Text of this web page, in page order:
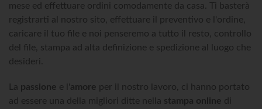
mese ed effettuare ordini comodamente da casa. Ti basterà
registrarti al nostro sito, effettuare il preventivo e l'ordine,
caricare il tuo file e noi penseremo a tutto il resto, controllo
del file, stampa ad alta definizione e spedizione al luogo che
desideri.
La passione e l'amore per il nostro lavoro, ci hanno portato
ad essere una della migliori ditte nella stampa online di